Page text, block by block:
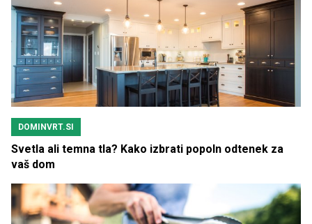
DOMINVRT.SI
Svetla ali temna tla? Kako izbrati popoln odtenek za
vaš dom